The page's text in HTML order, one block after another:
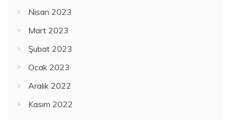
Nisan 2023
Mart 2023
Şubat 2023
Ocak 2023
Aralık 2022
Kasım 2022